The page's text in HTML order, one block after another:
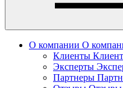
О компании О
Клиенты
Эксперты
Партнеры